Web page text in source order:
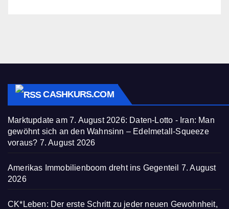
CASHKURS.COM
Marktupdate am 7. August 2026: Daten-Lotto - Iran: Man
gewöhnt sich an den Wahnsinn – Edelmetall-Squeeze
voraus? 7. August 2026
Amerikas Immobilienboom dreht ins Gegenteil 7. August
2026
CK*Leben: Der erste Schritt zu jeder neuen Gewohnheit,